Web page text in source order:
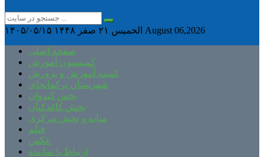
۱۴۰۵/۰۵/۱۵ الخميس ۲۱ صفر ۱۴۴۸ August 06,2026
صفحه اصلی
کمیسیون آموزش
کمیته آموزش و پرورش
شهرستان ترکمانچای
بخش کندوان
بخش کاغذکنان
میانه و بخش مرکزی
فیلم
عکس
ارتباط با نماینده